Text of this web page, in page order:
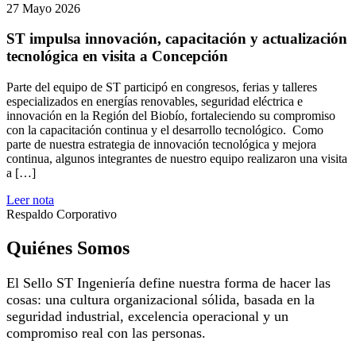
27 Mayo 2026
ST impulsa innovación, capacitación y actualización
tecnológica en visita a Concepción
Parte del equipo de ST participó en congresos, ferias y talleres
especializados en energías renovables, seguridad eléctrica e
innovación en la Región del Biobío, fortaleciendo su compromiso
con la capacitación continua y el desarrollo tecnológico. Como
parte de nuestra estrategia de innovación tecnológica y mejora
continua, algunos integrantes de nuestro equipo realizaron una visita
a […]
Leer nota
Respaldo Corporativo
Quiénes Somos
El Sello ST Ingeniería define nuestra forma de hacer las
cosas: una cultura organizacional sólida, basada en la
seguridad industrial, excelencia operacional y un
compromiso real con las personas.